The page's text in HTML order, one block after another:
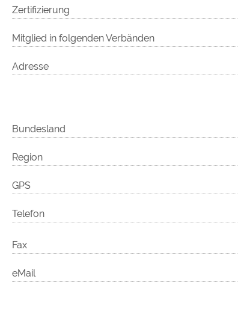
Zertifizierung
Mitglied in folgenden Verbänden
Adresse
Bundesland
Region
GPS
Telefon
Fax
eMail